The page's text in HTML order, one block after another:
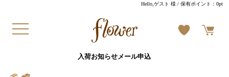
Hello,ゲスト 様 / 保有ポイント：0pt
入荷お知らせメール申込